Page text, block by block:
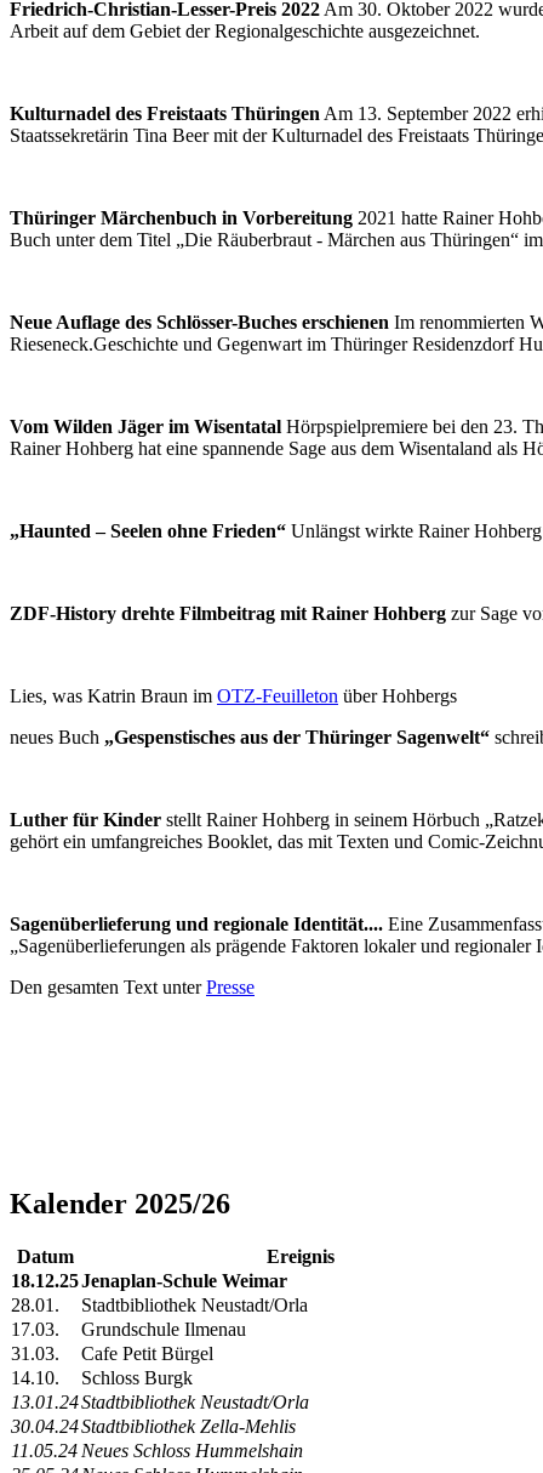
Friedrich-Christian-Lesser-Preis 2022 Am 30. Oktober 2022
Arbeit auf dem Gebiet der Regionalgeschichte ausgezeichnet.
Kulturnadel des Freistaats Thüringen Am 13. September 2022
Staatssekretärin Tina Beer mit der Kulturnadel des Freistaats
Thüringer Märchenbuch in Vorbereitung 2021 hatte Rainer
Buch unter dem Titel „Die Räuberbraut - Märchen aus Thüringen“
Neue Auflage des Schlösser-Buches erschienen Im renommierten
Rieseneck.Geschichte und Gegenwart im Thüringer Residenzdorf
Vom Wilden Jäger im Wisentatal Hörpspielpremiere bei den 23.
Rainer Hohberg hat eine spannende Sage aus dem Wisentaland
„Haunted – Seelen ohne Frieden“ Unlängst wirkte Rainer
ZDF-History drehte Filmbeitrag mit Rainer Hohberg zur Sage
Lies, was Katrin Braun im OTZ-Feuilleton über Hohbergs
neues Buch „Gespenstisches aus der Thüringer Sagenwelt“
Luther für Kinder stellt Rainer Hohberg in seinem Hörbuch
gehört ein umfangreiches Booklet, das mit Texten und Comic-
Sagenüberlieferung und regionale Identität.... Eine
„Sagenüberlieferungen als prägende Faktoren lokaler und
Den gesamten Text unterPresse
Kalender 2025/26
Datum
Ereignis
18.12.25Jenaplan-Schule Weimar
28.01.
Stadtbibliothek Neustadt/Orla
17.03.
Grundschule Ilmenau
31.03.
Cafe Petit Bürgel
14.10.
Schloss Burgk
13.01.24Stadtbibliothek Neustadt/Orla
30.04.24Stadtbibliothek Zella-Mehlis
11.05.24 Neues Schloss Hummelshain